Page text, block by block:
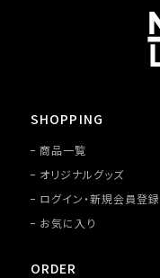
SHOPPING
商品一覧
オリジナルグッズ
ログイン・新規会員登録
お気に入り
ORDER